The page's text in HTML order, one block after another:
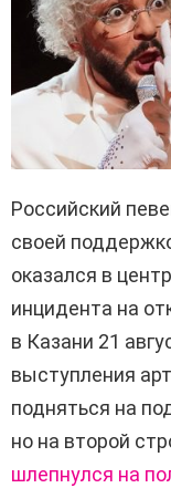
Российский
своей
оказался в
инцидента на
в Казани 21
выступления
подняться на
но на второй
шлепнулся на